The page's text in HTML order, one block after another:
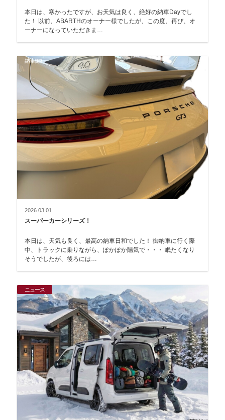
本日は、寒かったですが、お天気は良く、絶好の納車Dayでし
た！ 以前、ABARTHのオーナー様でしたが、この度、再び、オ
ーナーになっていただきま…
納車御礼
2026.03.01
スーパーカーシリーズ！
本日は、天気も良く、最高の納車日和でした！ 御納車に行く際
中、トラックに乗りながら、ぽかぽか陽気で・・・ 眠たくなり
そうでしたが、後ろには…
ニュース